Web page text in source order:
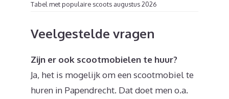
Tabel met populaire scoots augustus 2026
Veelgestelde vragen
Zijn er ook scootmobielen te huur?
Ja, het is mogelijk om een scootmobiel te
huren in Papendrecht. Dat doet men o.a.